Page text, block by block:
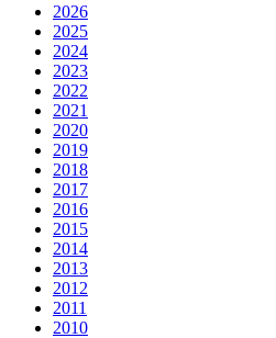
2026
2025
2024
2023
2022
2021
2020
2019
2018
2017
2016
2015
2014
2013
2012
2011
2010